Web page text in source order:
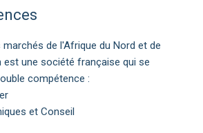
de l'Afrique du Nord et de
est une société française qui se
compétence :
et Conseil